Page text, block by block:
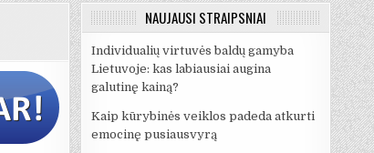
NAUJAUSI STRAIPSNIAI
Individualių virtuvės baldų gamyba
Lietuvoje: kas labiausiai augina
galutinę kainą?
Kaip kūrybinės veiklos padeda atkurti
emocinę pusiausvyrą